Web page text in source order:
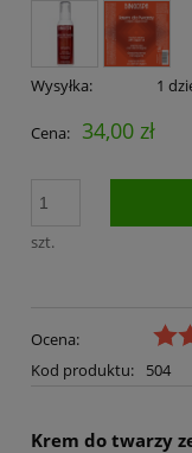
Wysyłka: 1
Cena: 34,00 zł
szt.
Ocena:
Kod produktu:
504
Krem do twarzy